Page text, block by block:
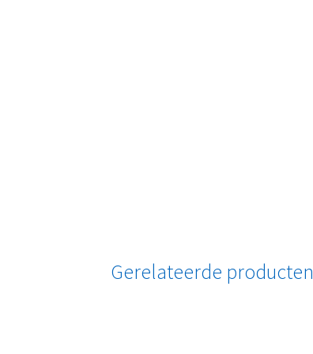
Gerelateerde producten